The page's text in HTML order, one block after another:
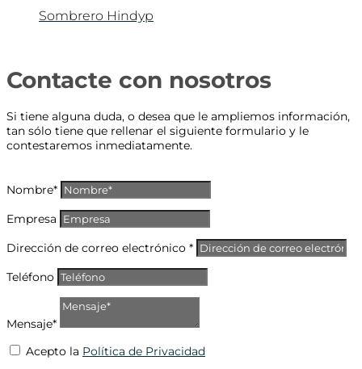
Sombrero Hindyp
Contacte con nosotros
Si tiene alguna duda, o desea que le ampliemos información,
tan sólo tiene que rellenar el siguiente formulario y le
contestaremos inmediatamente.
Nombre*
Empresa
Dirección de correo electrónico *
Teléfono
Mensaje*
Acepto la Política de Privacidad